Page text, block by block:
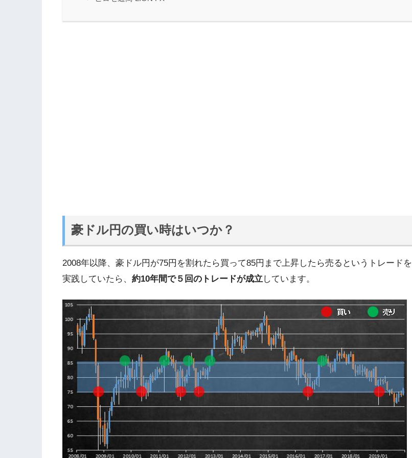
豪ドル円の買い時はいつか？
2008年以降、豪ドル円が75円を割れたら買って85円まで上昇したら売るというトレードを
実践していたら、 約10年間で５回のトレードが成立 しています。